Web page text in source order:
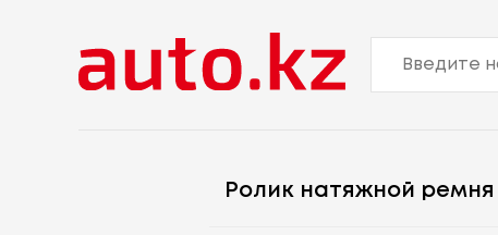
Ролик натяжной ремня